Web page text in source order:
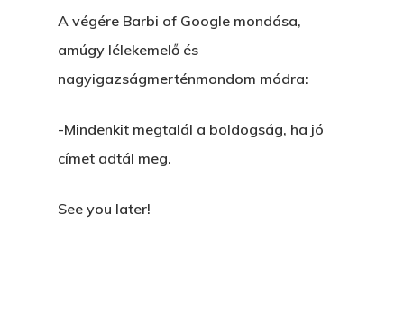
A végére Barbi of Google mondása,
amúgy lélekemelő és
nagyigazságmerténmondom módra:
-Mindenkit megtalál a boldogság, ha jó
címet adtál meg.
See you later!